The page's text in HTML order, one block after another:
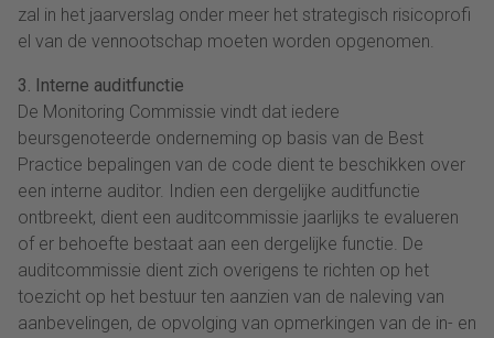
zal in het jaarverslag onder meer het strategisch risicoprofi
el van de vennootschap moeten worden opgenomen.
3. Interne auditfunctie
De Monitoring Commissie vindt dat iedere
beursgenoteerde onderneming op basis van de Best
Practice bepalingen van de code dient te beschikken over
een interne auditor. Indien een dergelijke auditfunctie
ontbreekt, dient een auditcommissie jaarlijks te evalueren
of er behoefte bestaat aan een dergelijke functie. De
auditcommissie dient zich overigens te richten op het
toezicht op het bestuur ten aanzien van de naleving van
aanbevelingen, de opvolging van opmerkingen van de in- en